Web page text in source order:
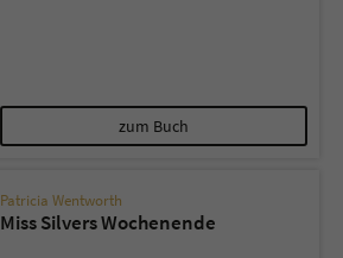
zum Buch
Patricia Wentworth
Miss Silvers Wochenende